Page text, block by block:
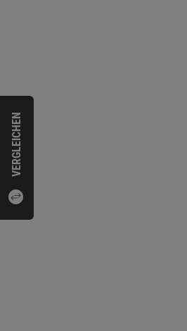
VERGLEICHEN